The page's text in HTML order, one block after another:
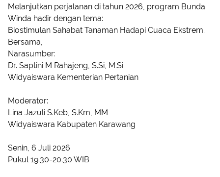
Melanjutkan perjalanan di tahun 2026, program Bunda
Winda hadir dengan tema:
Biostimulan Sahabat Tanaman Hadapi Cuaca Ekstrem.
Bersama,
Narasumber:
Dr. Saptini M Rahajeng, S.Si, M.Si
Widyaiswara Kementerian Pertanian
Moderator:
Lina Jazuli S.Keb, S.Km, MM
Widyaiswara Kabupaten Karawang
Senin, 6 Juli 2026
Pukul 19.30-20.30 WIB